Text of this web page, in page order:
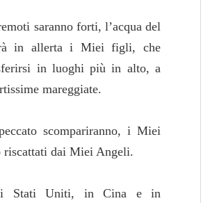
saranno forti, l’acqua del
in allerta i Miei figli, che
in luoghi più in alto, a
mareggiate.
scompariranno, i Miei
riscattati dai Miei Angeli.
Stati Uniti, in Cina e in